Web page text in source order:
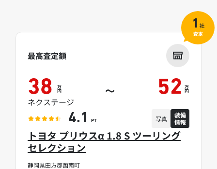
静岡県田方郡函南町
トヨタ プリウスα 1.8 S ツーリング
セレクション
最高査定額
38 万
円 ～ 52 万
円
ネクステージ
4.1 PT 写真
装備
情報
1 社
査定